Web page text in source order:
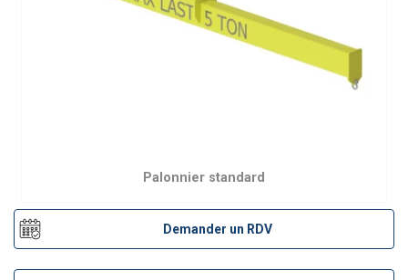
Palonnier standard
Demander un RDV